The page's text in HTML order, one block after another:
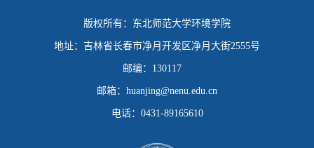
版权所有： 东北师范大学环境学院
地址： 吉林省长春市净月开发区净月大街2555号
邮编： 130117
邮箱： huanjing@nenu.edu.cn
电话： 0431-89165610